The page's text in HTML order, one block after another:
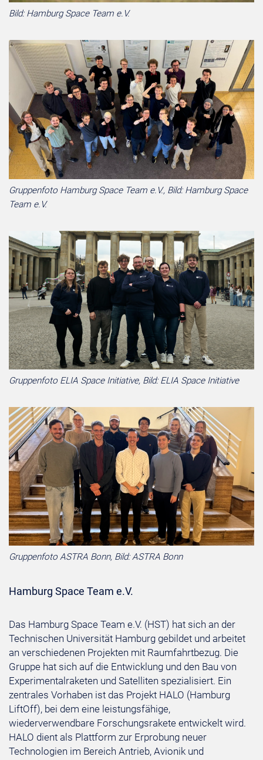
Bild: Hamburg Space Team e.V.
Gruppenfoto Hamburg Space Team e.V., Bild: Hamburg Space
Team e.V.
Gruppenfoto ELIA Space Initiative, Bild: ELIA Space Initiative
Gruppenfoto ASTRA Bonn, Bild: ASTRA Bonn
Hamburg Space Team e.V.
Das Hamburg Space Team e.V. (HST) hat sich an der
Technischen Universität Hamburg gebildet und arbeitet
an verschiedenen Projekten mit Raumfahrtbezug. Die
Gruppe hat sich auf die Entwicklung und den Bau von
Experimentalraketen und Satelliten spezialisiert. Ein
zentrales Vorhaben ist das Projekt HALO (Hamburg
LiftOff), bei dem eine leistungsfähige,
wiederverwendbare Forschungsrakete entwickelt wird.
HALO dient als Plattform zur Erprobung neuer
Technologien im Bereich Antrieb, Avionik und